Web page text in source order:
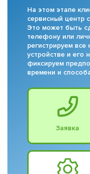
На этом этапе
сервисный центр
Это может быть
телефону или
регистрируем
устройстве и его
фиксируем
времени и
Заявка